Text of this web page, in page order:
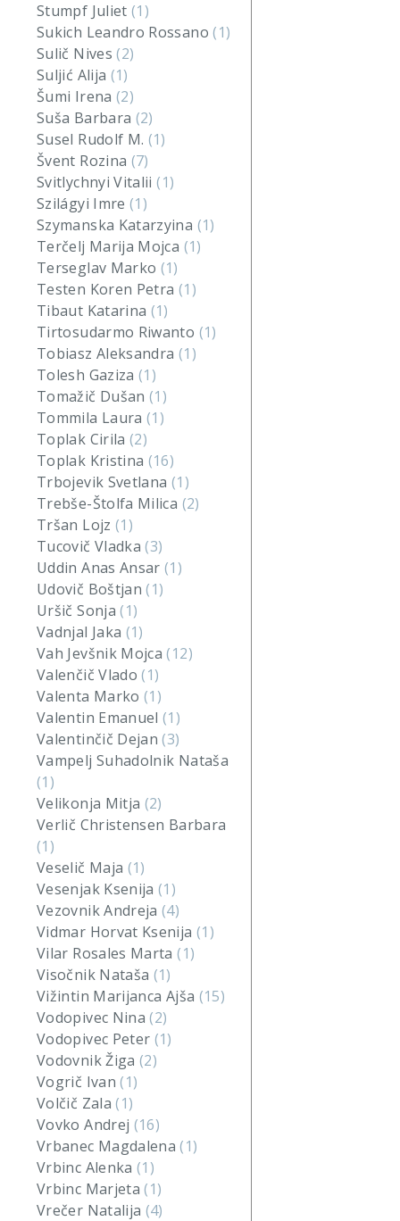
Stumpf Juliet(1)
Sukich Leandro Rossano(1)
Sulič Nives(2)
Suljić Alija (1)
Šumi Irena (2)
Suša Barbara (2)
Susel Rudolf M. (1)
Švent Rozina (7)
Svitlychnyi Vitalii(1)
Szilágyi Imre(1)
Szymanska Katarzyina (1)
Terčelj Marija Mojca (1)
Terseglav Marko (1)
Testen Koren Petra (1)
Tibaut Katarina (1)
Tirtosudarmo Riwanto (1)
Tobiasz Aleksandra (1)
Tolesh Gaziza(1)
Tomažič Dušan(1)
Tommila Laura(1)
Toplak Cirila(2)
Toplak Kristina (16)
Trbojevik Svetlana (1)
Trebše-Štolfa Milica (2)
Tršan Lojz (1)
Tucovič Vladka(3)
Uddin Anas Ansar(1)
Udovič Boštjan(1)
Uršič Sonja(1)
Vadnjal Jaka (1)
Vah Jevšnik Mojca(12)
Valenčič Vlado(1)
Valenta Marko(1)
Valentin Emanuel(1)
Valentinčič Dejan(3)
Vampelj Suhadolnik Nataša
(1)
Velikonja Mitja (2)
Verlič Christensen Barbara
(1)
Veselič Maja (1)
Vesenjak Ksenija(1)
Vezovnik Andreja(4)
Vidmar Horvat Ksenija (1)
Vilar Rosales Marta(1)
Visočnik Nataša (1)
Vižintin Marijanca Ajša (15)
Vodopivec Nina(2)
Vodopivec Peter (1)
Vodovnik Žiga(2)
Vogrič Ivan(1)
Volčič Zala(1)
Vovko Andrej (16)
Vrbanec Magdalena(1)
Vrbinc Alenka(1)
Vrbinc Marjeta(1)
Vrečer Natalija (4)